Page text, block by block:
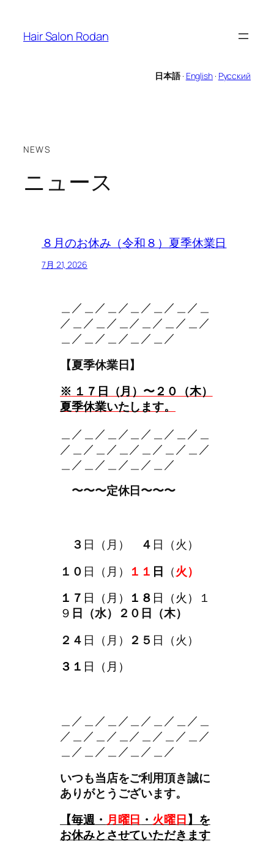
Hair Salon Rodan
日本語· English· Русский
NEWS
ニュース
８月のお休み（令和８）夏季休業日
7月 21, 2026
＿／＿／＿／＿／＿／＿／＿
／＿／＿／＿／＿／＿／＿／
＿／＿／＿／＿／＿／
【夏季休業日】
※ １７日（月）〜２０（木）
夏季休業いたします。
＿／＿／＿／＿／＿／＿／＿
／＿／＿／＿／＿／＿／＿／
＿／＿／＿／＿／＿／
〜〜〜定休日〜〜〜
３ 日（月） ４ 日（火）
１０ 日（月） １１ 日 （火）
１７ 日（月） １８ 日（火）１
９ 日（水）２０日（木）
２４ 日（月） ２５ 日（火）
３１ 日（月）
＿／＿／＿／＿／＿／＿／＿
／＿／＿／＿／＿／＿／＿／
＿／＿／＿／＿／＿／
いつも当店をご利用頂き誠に
ありがとうございます。
【毎週・ 月曜日 ・火曜日】を
お休みとさせていただきます